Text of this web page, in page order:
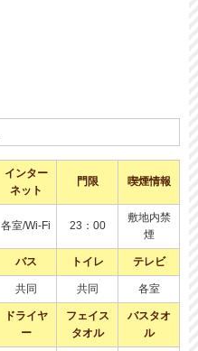
インター
ネット
門限 喫煙情報
各室/Wi-Fi 23：00
敷地内禁
煙
バス トイレ テレビ
共同 共同 各室
ドライヤ
ー
フェイス
タオル
バスタオ
ル